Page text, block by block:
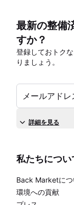
最新の整備
すか？
登録しておトク
りましょう。
メールアドレ
詳細を見る
私たちについ
Back Marketにつ
環境への貢献